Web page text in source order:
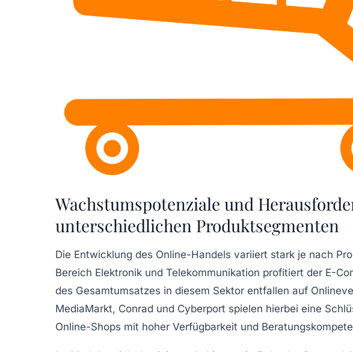
Wachstumspotenziale und
unterschiedlichen Produktsegmenten
Die Entwicklung des Online-Handels variiert stark je nach
Bereich Elektronik und Telekommunikation profitiert der E-
des Gesamtumsatzes in diesem Sektor entfallen auf
MediaMarkt, Conrad und Cyberport spielen hierbei eine
Online-Shops mit hoher Verfügbarkeit und